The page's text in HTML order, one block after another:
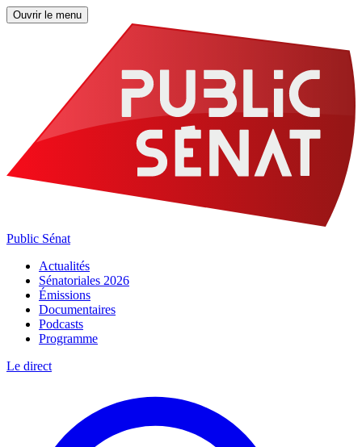
Ouvrir le menu
Public Sénat
Actualités
Sénatoriales 2026
Émissions
Documentaires
Podcasts
Programme
Le direct